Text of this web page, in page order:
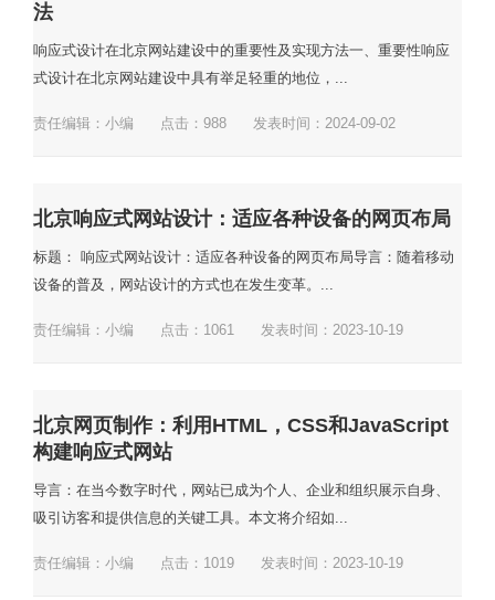
法
响应式设计在北京网站建设中的重要性及实现方法一、重要性响应
式设计在北京网站建设中具有举足轻重的地位，...
责任编辑：小编 点击： 988 发表时间：2024-09-02
北京响应式网站设计：适应各种设备的网页布局
标题： 响应式网站设计：适应各种设备的网页布局导言：随着移动
设备的普及，网站设计的方式也在发生变革。...
责任编辑：小编 点击： 1061 发表时间：2023-10-19
北京网页制作：利用HTML，CSS和JavaScript
构建响应式网站
导言：在当今数字时代，网站已成为个人、企业和组织展示自身、
吸引访客和提供信息的关键工具。本文将介绍如...
责任编辑：小编 点击： 1019 发表时间：2023-10-19